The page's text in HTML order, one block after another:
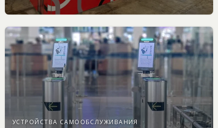
УСТРОЙСТВА САМООБСЛУЖИВАНИЯ